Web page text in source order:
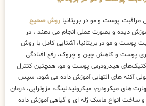
مراقبت پوست و مو در بریتانیا روش صحیح
دیده و بصورت عملی انجام می دهند ، در
پوست و مو در بریتانیا، آشنایی کامل با روش
پوست و کاهش چین و چروک، رفع افتادگی
هیدرودرمی پوست و مو، همچنین کنترل
آکنه های التهابی آموزش داده می شود، سپس
های میکرودرم، میکرونیدلینگ، مزوتراپی، درمان
ساخت انواع ماسک ژله ای و گیاهی آموزش داده